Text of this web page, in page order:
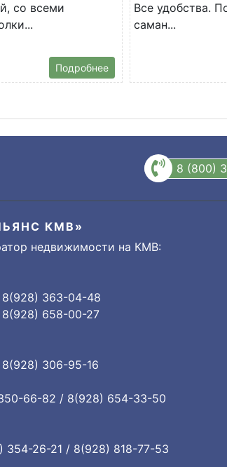
со всеми
Подробнее
Все удобства.
саман...
8 (800)
КМВ»
недвижимости на КМВ:
363-04-48
658-00-27
306-95-16
66-82 / 8(928) 654-33-50
354-26-21 / 8(928) 818-77-53